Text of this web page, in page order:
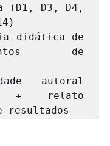
(D1, D3, D4,
didática de
de
autoral
+ relato
resultados